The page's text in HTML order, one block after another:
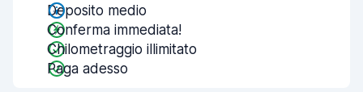
Deposito medio
Conferma immediata!
Chilometraggio illimitato
Paga adesso